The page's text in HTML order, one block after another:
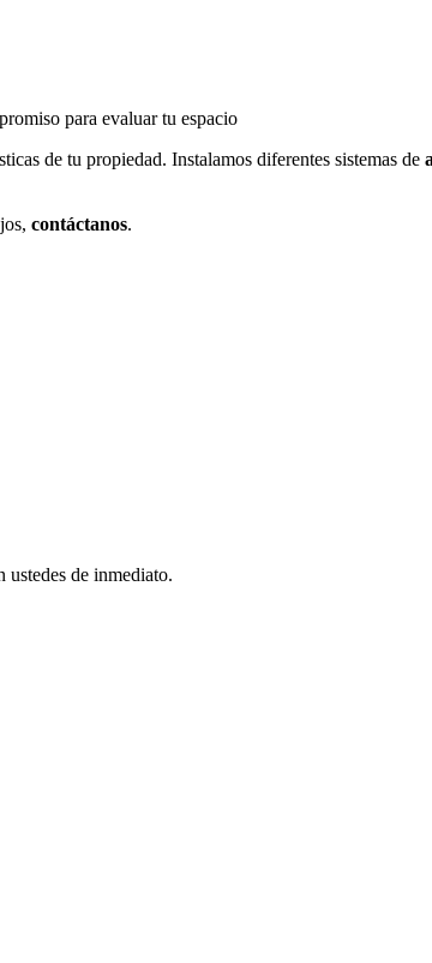
para evaluar tu espacio
de tu propiedad. Instalamos diferentes sistemas de
contáctanos.
de inmediato.